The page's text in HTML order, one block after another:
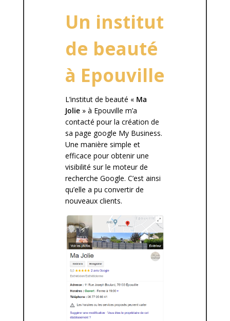
Un institut
de beauté
à Epouville
L’institut de beauté « Ma
Jolie» à Epouville m’a
contacté pour la création de
sa page google My Business.
Une manière simple et
efficace pour obtenir une
visibilité sur le moteur de
recherche Google. C’est ainsi
qu’elle a pu convertir de
nouveaux clients.